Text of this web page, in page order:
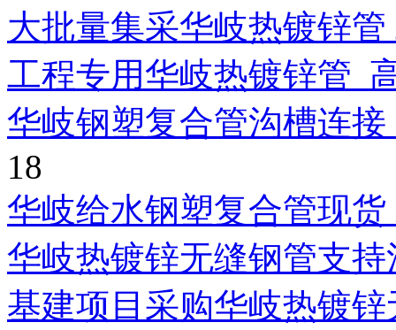
大批量集采华岐热镀锌
工程专用华岐热镀锌管_
华岐钢塑复合管沟槽连
18
华岐给水钢塑复合管现
华岐热镀锌无缝钢管支
基建项目采购华岐热镀